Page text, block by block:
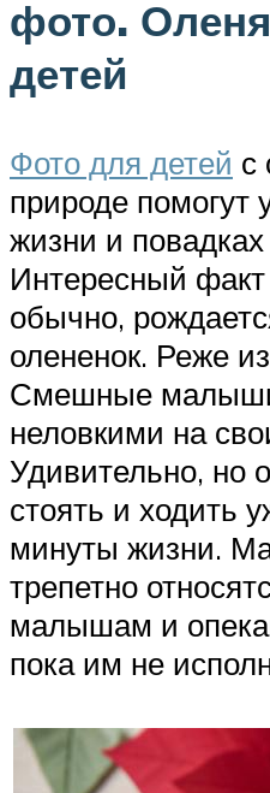
фото.
детей
Фото для детей с
природе помогут
жизни и
Интересный
обычно,
олененок. Реже
Смешные
неловкими на
Удивительно, но
стоять и ходить
минуты жизни.
трепетно
малышам и
пока им не